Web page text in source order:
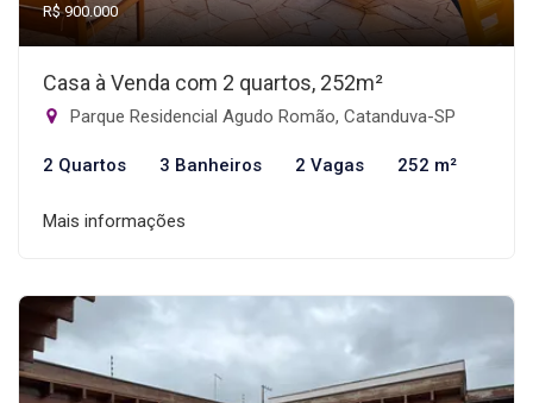
R$ 900.000
Casa à Venda com 2 quartos, 252m²
Parque Residencial Agudo Romão, Catanduva-SP
2 Quartos 3 Banheiros 2 Vagas 252 m²
Mais informações